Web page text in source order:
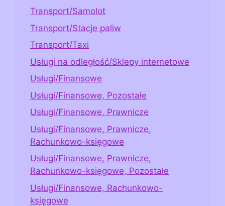
Transport/Samolot
Transport/Stacje paliw
Transport/Taxi
Usługi na odległość/Sklepy internetowe
Usługi/Finansowe
Usługi/Finansowe, Pozostałe
Usługi/Finansowe, Prawnicze
Usługi/Finansowe, Prawnicze,
Rachunkowo-księgowe
Usługi/Finansowe, Prawnicze,
Rachunkowo-księgowe, Pozostałe
Usługi/Finansowe, Rachunkowo-
księgowe